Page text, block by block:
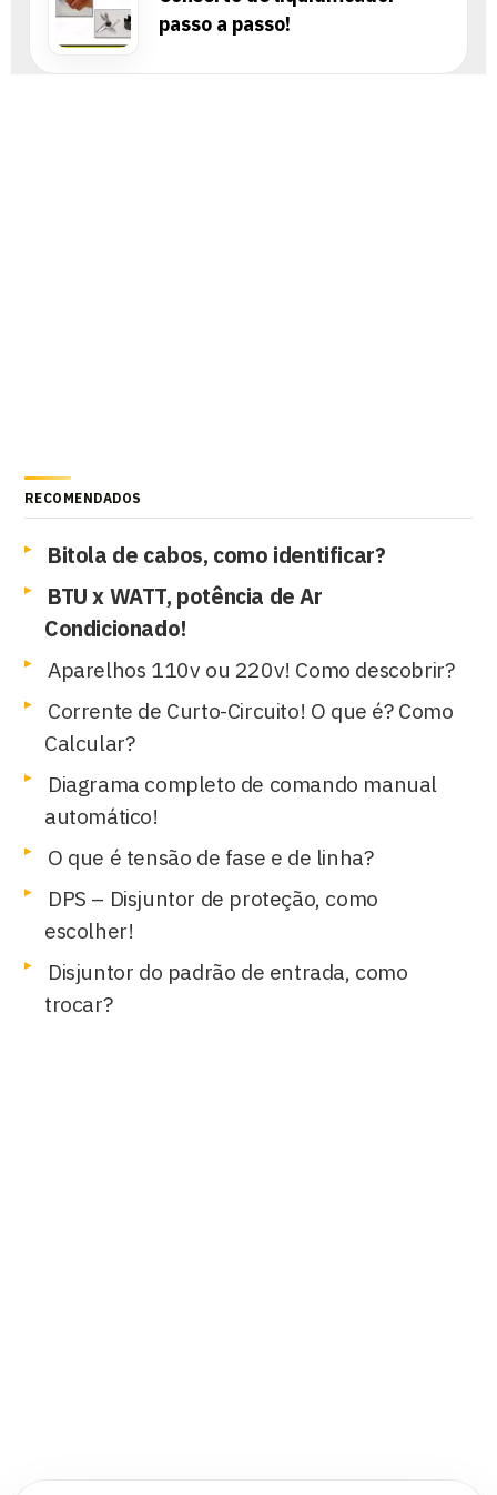
passo a passo!
RECOMENDADOS
Bitola de cabos, como identificar?
BTU x WATT, potência de Ar
Condicionado!
Aparelhos 110v ou 220v! Como descobrir?
Corrente de Curto-Circuito! O que é? Como
Calcular?
Diagrama completo de comando manual
automático!
O que é tensão de fase e de linha?
DPS – Disjuntor de proteção, como
escolher!
Disjuntor do padrão de entrada, como
trocar?